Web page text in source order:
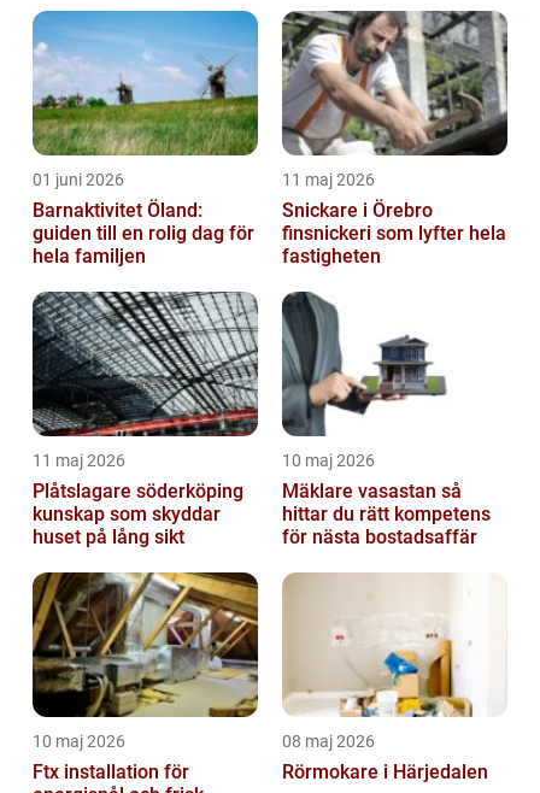
01 juni 2026
Barnaktivitet Öland:
guiden till en rolig dag för
hela familjen
11 maj 2026
Snickare i Örebro
finsnickeri som lyfter hela
fastigheten
11 maj 2026
Plåtslagare söderköping
kunskap som skyddar
huset på lång sikt
10 maj 2026
Mäklare vasastan så
hittar du rätt kompetens
för nästa bostadsaffär
10 maj 2026
Ftx installation för
08 maj 2026
Rörmokare i Härjedalen